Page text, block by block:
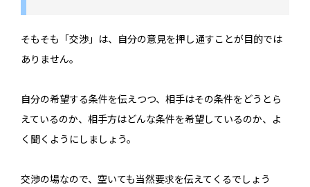
そもそも「交渉」は、自分の意見を押し通すことが目的では
ありません。
自分の希望する条件を伝えつつ、相手はその条件をどうとら
えているのか、相手方はどんな条件を希望しているのか、よ
く聞くようにしましょう。
交渉の場なので、空いても当然要求を伝えてくるでしょう